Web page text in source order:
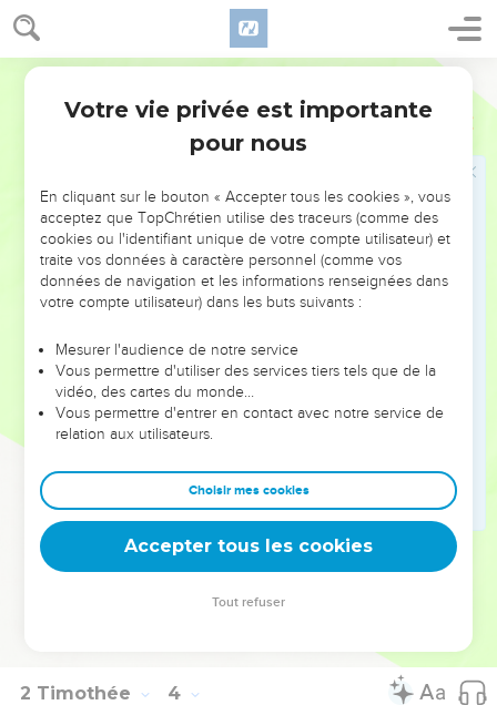
2 Timothée 3
Dernières recommandations
Pour toi, tu as suivi de près mon enseignement, ma
ma constance,
mes persécutions, mes souffrances. A quelles souffrances
n'ai-je pas été exposé à Antioche, à Icone, à Lystre ? Quelles
persécutions n'ai-je pas supportées ? Et le Seigneur m'a
délivré de toutes.
Or, tous ceux qui veulent vivre pieusement en Jésus
Christ seront persécutés.
toujours plus dans le mal, égarants les autres et égarés eux-
mêmes.
Toi, demeure dans les choses que tu as apprises, et
reconnues certaines, sachant de qui tu les as apprises ;
dès ton enfance, tu connais les saintes lettres, qui peuvent
te rendre sage à salut par la foi en Jésus Christ.
Toute Écriture est inspirée de Dieu, et utile pour
enseigner, pour convaincre, pour corriger, pour instruire
2 Timothée 4
Votre vie privée est importante
pour nous
En cliquant sur le bouton « Accepter tous les cookies », vous
acceptez que TopChrétien utilise des traceurs (comme des
cookies ou l'identifiant unique de votre compte utilisateur) et
traite vos données à caractère personnel (comme vos
données de navigation et les informations renseignées dans
votre compte utilisateur) dans les buts suivants :
Mesurer l'audience de notre service
Vous permettre d'utiliser des services tiers tels que de la
vidéo, des cartes du monde…
Vous permettre d'entrer en contact avec notre service de
relation aux utilisateurs.
Choisir mes cookies
Accepter tous les cookies
Tout refuser